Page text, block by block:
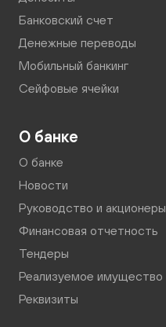
Банковский счет
Денежные переводы
Мобильный банкинг
Сейфовые ячейки
О банке
О банке
Новости
Руководство и акционеры
Финансовая отчетность
Тендеры
Реализуемое имущество
Реквизиты